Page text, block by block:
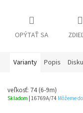
OPÝTAŤ SA
Varianty Popis
veľkosť: 74 (6-9m)
Skladom | 16769A/74 Môžeme